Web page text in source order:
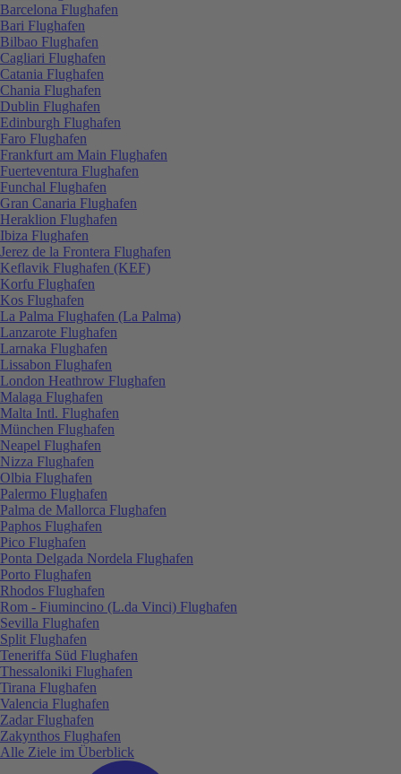
Barcelona Flughafen
Bari Flughafen
Bilbao Flughafen
Cagliari Flughafen
Catania Flughafen
Chania Flughafen
Dublin Flughafen
Edinburgh Flughafen
Faro Flughafen
Frankfurt am Main Flughafen
Fuerteventura Flughafen
Funchal Flughafen
Gran Canaria Flughafen
Heraklion Flughafen
Ibiza Flughafen
Jerez de la Frontera Flughafen
Keflavik Flughafen (KEF)
Korfu Flughafen
Kos Flughafen
La Palma Flughafen (La Palma)
Lanzarote Flughafen
Larnaka Flughafen
Lissabon Flughafen
London Heathrow Flughafen
Malaga Flughafen
Malta Intl. Flughafen
München Flughafen
Neapel Flughafen
Nizza Flughafen
Olbia Flughafen
Palermo Flughafen
Palma de Mallorca Flughafen
Paphos Flughafen
Pico Flughafen
Ponta Delgada Nordela Flughafen
Porto Flughafen
Rhodos Flughafen
Rom - Fiumincino (L.da Vinci) Flughafen
Sevilla Flughafen
Split Flughafen
Teneriffa Süd Flughafen
Thessaloniki Flughafen
Tirana Flughafen
Valencia Flughafen
Zadar Flughafen
Zakynthos Flughafen
Alle Ziele im Überblick